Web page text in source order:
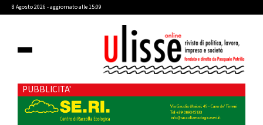
8 Agosto 2026 - aggiornato alle 15:09
PUBBLICITA'